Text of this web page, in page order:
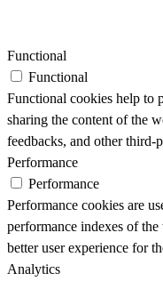
Functional
Functional
Functional cookies help to
sharing the content of the
feedbacks, and other third-
Performance
Performance
Performance cookies are
performance indexes of
better user experience for
Analytics